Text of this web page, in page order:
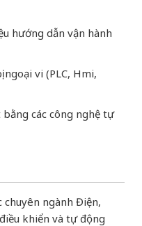
hướng dẫn vận hành
vi (PLC, Hmi,
các công nghệ tự
chuyên ngành Điện,
khiển và tự động